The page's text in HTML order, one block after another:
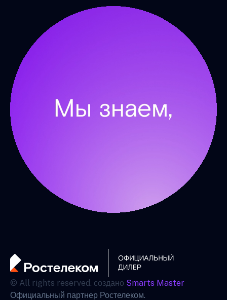
© All rights reserved. создано Smarts Master
Официальный партнер Ростелеком.